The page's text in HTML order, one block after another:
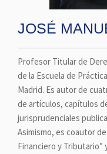
JOSÉ
Profesor Titular de
de la Escuela de
Madrid. Es autor de
de artículos, capítulos
jurisprudenciales
Asimismo, es coautor
Financiero y Tributario”